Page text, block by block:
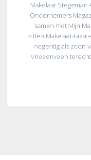
Makelaar
Ondernemers
samen met Mijn
zitten Makelaar-
negentig als zoon-
Vriezenveen